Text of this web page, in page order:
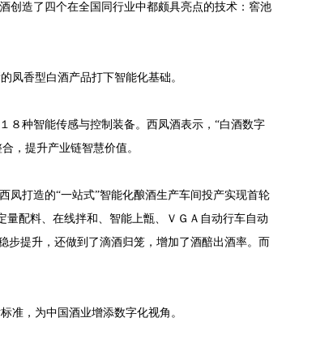
创造了四个在全国同行业中都颇具亮点的技术：窖池
凤香型白酒产品打下智能化基础。
８种智能传感与控制装备。西凤酒表示，“白酒数字
，提升产业链智慧价值。
凤打造的“一站式”智能化酿酒生产车间投产实现首轮
配料、在线拌和、智能上甑、ＶＧＡ自动行车自动
提升，还做到了滴酒归笼，增加了酒醅出酒率。而
准，为中国酒业增添数字化视角。